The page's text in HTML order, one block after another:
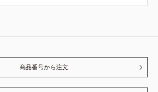
商品番号から注文